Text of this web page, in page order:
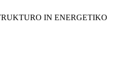
IN ENERGETIKO